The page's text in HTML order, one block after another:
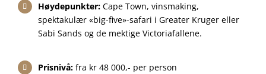
Høydepunkter: Cape Town, vinsmaking,
spektakulær «big-five»-safari i Greater Kruger eller
Sabi Sands og de mektige Victoriafallene.
Prisnivå:fra kr 48 000,- per person